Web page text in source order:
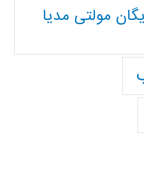
مولتی مدیا